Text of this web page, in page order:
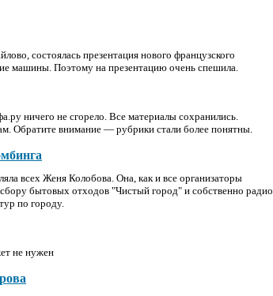
состоялась презентация нового французского
Поэтому на презентацию очень спешила.
ничего не сгорело. Все материалы сохранились.
Обратите внимание — рубрики стали более понятны.
всех Женя Колобова. Она, как и все организаторы
бытовых отходов "Чистый город" и собственно радио
по городу.
не нужен